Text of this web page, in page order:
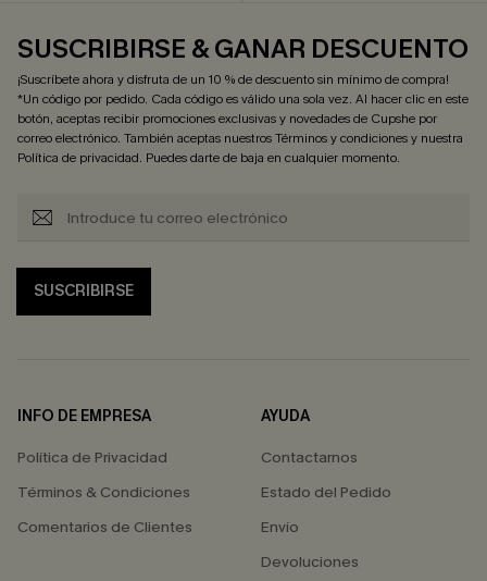
SUSCRIBIRSE & GANAR DESCUENTO
¡Suscríbete ahora y disfruta de un 10 % de descuento sin mínimo de compra!
*Un código por pedido. Cada código es válido una sola vez. Al hacer clic en este
botón, aceptas recibir promociones exclusivas y novedades de Cupshe por
correo electrónico. También aceptas nuestrosTérminos y condicionesy nuestra
Política de privacidad. Puedes darte de baja en cualquier momento.
SUSCRIBIRSE
INFO DE EMPRESA
Política de Privacidad
Términos & Condiciones
Comentarios de Clientes
AYUDA
Contactarnos
Estado del Pedido
Envío
Devoluciones